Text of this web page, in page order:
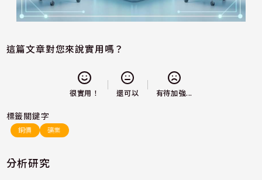
這篇文章對您來說實用嗎？
很實用！ 還可以 有待加強...
標籤關鍵字
銅價 礦業
分析研究